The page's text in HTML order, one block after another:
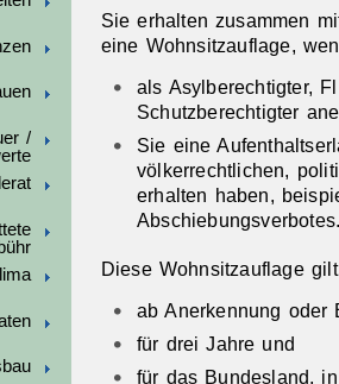
/
Sie erhalten zusammen
eine Wohnsitzauflage,
als Asylberechtigter,
Schutzberechtigter
Sie eine
völkerrechtlichen,
erhalten haben,
Diese Wohnsitzauflage gilt
ab Anerkennung oder
für drei Jahre und
für das Bundesland,